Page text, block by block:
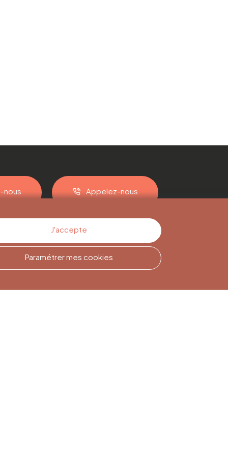
nous Appelez-nous
Inscription à la
J'accepte
Paramétrer mes cookies